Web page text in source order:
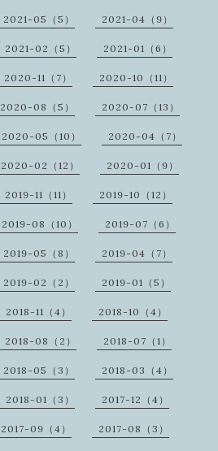
2021-05（5） 2021-04（9）
2021-02（5） 2021-01（6）
2020-11（7） 2020-10（11）
2020-08（5） 2020-07（13）
2020-05（10） 2020-04（7）
2020-02（12） 2020-01（9）
2019-11（11） 2019-10（12）
2019-08（10） 2019-07（6）
2019-05（8） 2019-04（7）
2019-02（2） 2019-01（5）
2018-11（4） 2018-10（4）
2018-08（2） 2018-07（1）
2018-05（3） 2018-03（4）
2018-01（3） 2017-12（4）
2017-09（4） 2017-08（3）